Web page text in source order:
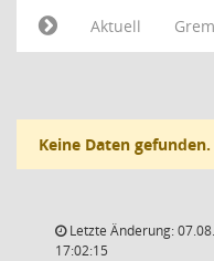
Aktuell
Keine Daten gefunden.
Letzte Änderung:
17:02:15